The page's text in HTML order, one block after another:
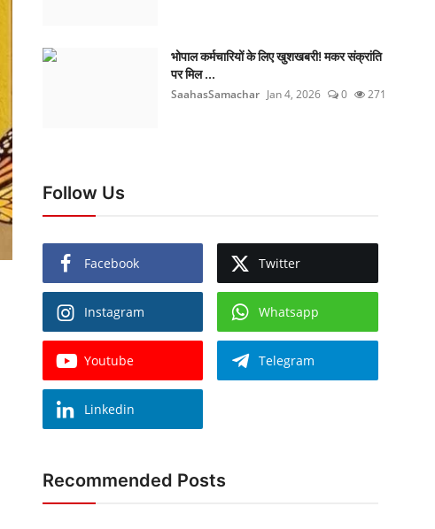
भोपाल कर्मचारियों के लिए खुशखबरी! मकर संक्रांति
पर मिल ...
SaahasSamachar Jan 4, 2026 0 271
Follow Us
Facebook Twitter
Instagram Whatsapp
Youtube Telegram
Linkedin
Recommended Posts